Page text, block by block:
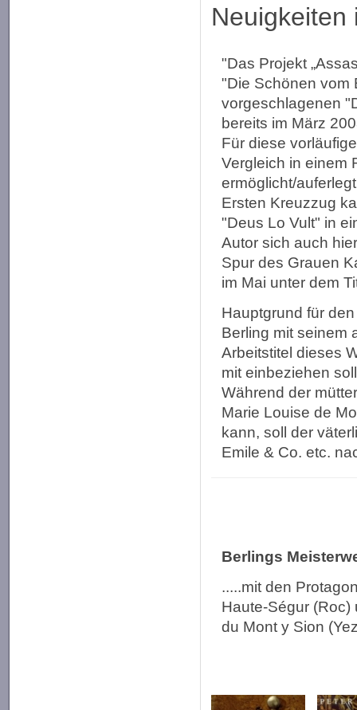
Neuigkeiten
"Das Projekt
"Die Schönen vom
vorgeschlagenen
bereits im März
Für diese
Vergleich in einem
ermöglicht/
Ersten Kreuzzug
"Deus Lo Vult" in
Autor sich auch
Spur des Grauen
im Mai unter dem
Hauptgrund für
Berling mit seinem
Arbeitstitel dieses
mit einbeziehen
Während der
Marie Louise de
kann, soll der
Emile & Co. etc.
Berlings
.....mit den
Haute-Ségur
du Mont y Sion